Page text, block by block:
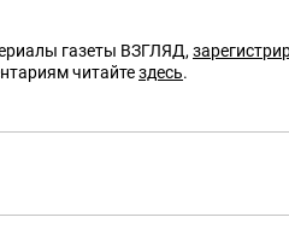
газеты ВЗГЛЯД,
читайтездесь.